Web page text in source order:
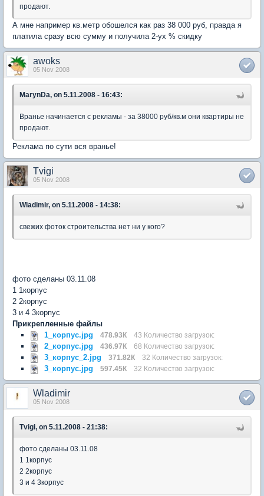
продают.
А мне например кв.метр обошелся как раз 38 000 руб, правда я
платила сразу всю сумму и получила 2-ух % скидку
awoks
05 Nov 2008
MarynDa, on 5.11.2008 - 16:43:
Вранье начинается с рекламы - за 38000 руб/кв.м они квартиры не
продают.
Реклама по сути вся вранье!
Tvigi
05 Nov 2008
Wladimir, on 5.11.2008 - 14:38:
свежих фоток строительства нет ни у кого?
фото сделаны 03.11.08
1 1корпус
2 2корпус
3 и 4 3корпус
Прикрепленные файлы
1_корпус.jpg
478.93К 43 Количество загрузок:
2_корпус.jpg 436.97К 68 Количество загрузок:
3_корпус_2.jpg 371.82К 32 Количество загрузок:
3_корпус.jpg 597.45К 32 Количество загрузок:
Wladimir
05 Nov 2008
Tvigi, on 5.11.2008 - 21:38:
фото сделаны 03.11.08
1 1корпус
2 2корпус
3 и 4 3корпус